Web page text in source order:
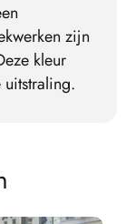
zijn
kleur